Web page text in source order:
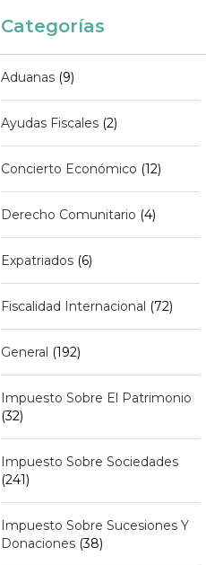
Categorías
Aduanas(9)
Ayudas Fiscales(2)
Concierto Económico (12)
Derecho Comunitario (4)
Expatriados(6)
Fiscalidad Internacional (72)
General (192)
Impuesto Sobre El Patrimonio
(32)
Impuesto Sobre Sociedades
(241)
Impuesto Sobre Sucesiones Y
Donaciones(38)